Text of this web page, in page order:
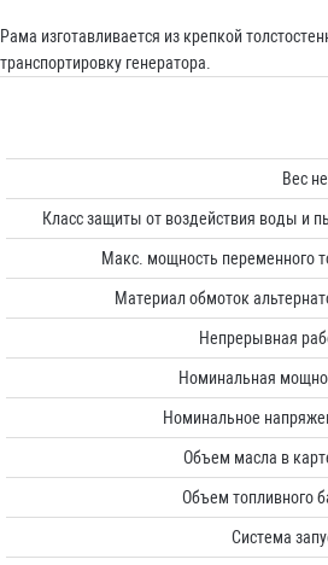
Рама изготавливается из крепкой
транспортировку генератора.
Вес
Класс защиты от воздействия воды и
Макс. мощность переменного
Материал обмоток
Непрерывная
Номинальная
Номинальное
Объем масла в
Объем топливного
Система